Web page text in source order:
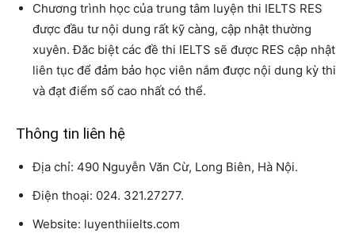
Chương trình học của trung tâm luyện thi IELTS RES
được đầu tư nội dung rất kỹ càng, cập nhật thường
xuyên. Đăc biệt các đề thi IELTS sẽ được RES cập nhật
liên tục để đảm bảo học viên nắm được nội dung kỳ thi
và đạt điểm số cao nhất có thể.
Thông tin liên hệ
Địa chỉ: 490 Nguyễn Văn Cừ, Long Biên, Hà Nội.
Điện thoại: 024. 321.27277.
Website: luyenthiielts.com